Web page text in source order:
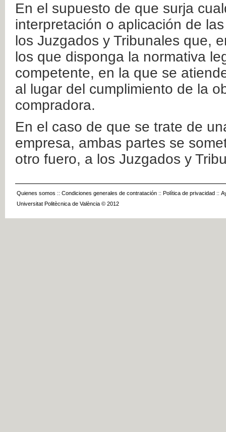
En el supuesto de que surja
interpretación o aplicación de
los Juzgados y Tribunales que,
los que disponga la normativa
competente, en la que se
al lugar del cumplimiento de la
compradora.
En el caso de que se trate de
empresa, ambas partes se
otro fuero, a los Juzgados y
Quienes somos :: Condiciones generales de contratación :: Política de privacidad ::
Universitat Politècnica de València © 2012